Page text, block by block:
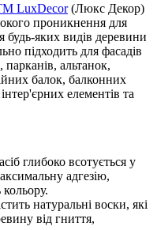
LuxDecor(Люкс Декор)
проникнення для
будь-яких видів деревини
підходить для фасадів
парканів, альтанок,
балок, балконних
елементів та
глибоко всотується у
адгезію,
кольору.
натуральні воски, які
від гниття,